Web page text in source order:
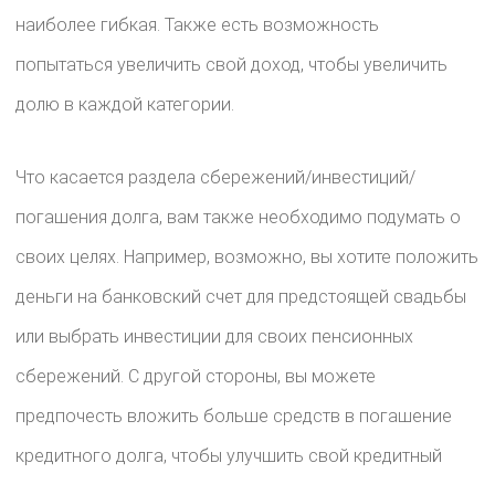
наиболее гибкая. Также есть возможность
попытаться увеличить свой доход, чтобы увеличить
долю в каждой категории.
Что касается раздела сбережений/инвестиций/
погашения долга, вам также необходимо подумать о
своих целях. Например, возможно, вы хотите положить
деньги на банковский счет для предстоящей свадьбы
или выбрать инвестиции для своих пенсионных
сбережений. С другой стороны, вы можете
предпочесть вложить больше средств в погашение
кредитного долга, чтобы улучшить свой кредитный